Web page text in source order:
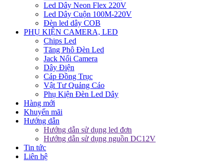
Led Dây Neon Flex 220V
Led Dây Cuộn 100M-220V
Đèn led dây COB
PHỤ KIỆN CAMERA, LED
Chips Led
Tăng Phô Đèn Led
Jack Nối Camera
Dây Điện
Cáp Đồng Trục
Vật Tư Quảng Cáo
Phụ Kiện Đèn Led Dây
Hàng mới
Khuyến mãi
Hướng dẫn
Hướng dẫn sử dụng led đơn
Hướng dẫn sử dụng nguồn DC12V
Tin tức
Liên hệ